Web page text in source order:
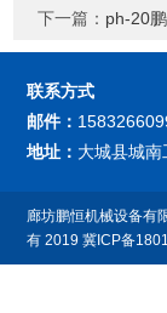
下一篇： ph-20
联系方式
邮件：
地址： 大城县城南
廊坊鹏恒机械设备有
有 2019冀ICP备